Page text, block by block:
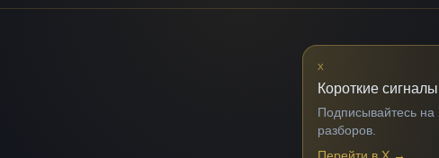
X
Короткие
Подписывайтесь на
разборов.